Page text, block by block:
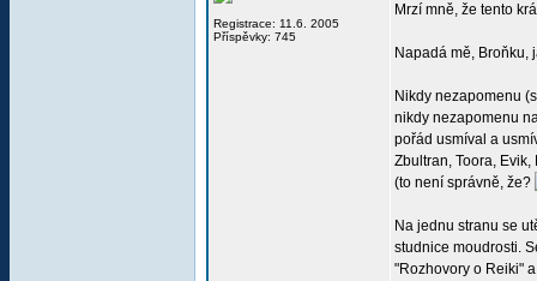
Registrace: 11.6. 2005
Příspěvky: 745
Mrzí mně, že tento
Napadá mě, Broňku,
Nikdy nezapomenu
nikdy nezapomenu
pořád usmíval a
Zbultran, Toora,
(to není správně, že?
Na jednu stranu se
studnice moudrosti.
"Rozhovory o Reiki"